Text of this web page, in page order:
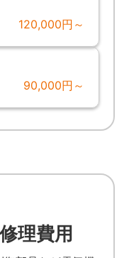
120,000円～
90,000円～
理費用